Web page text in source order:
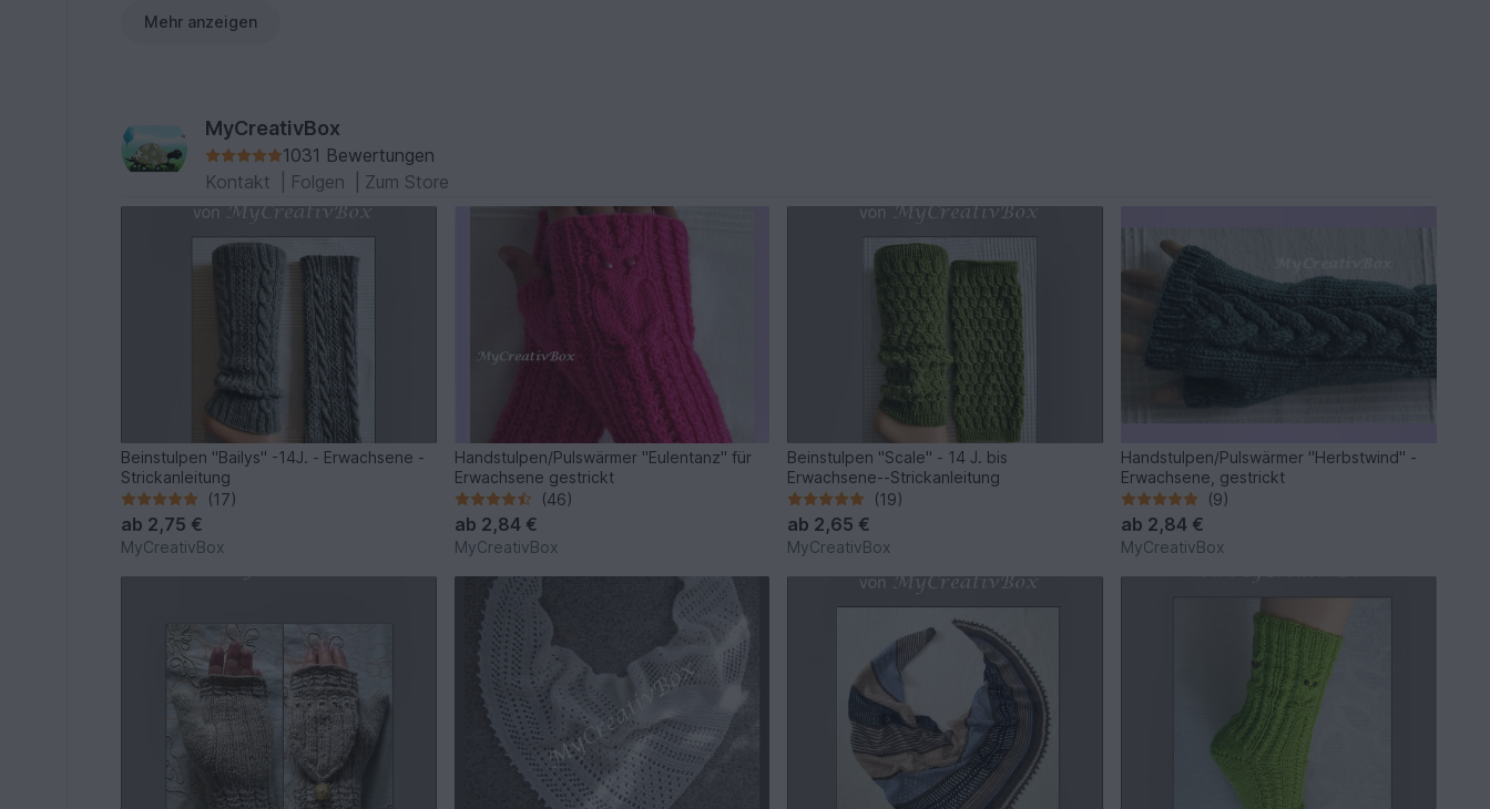
Mehr anzeigen
MyCreativBox
1031 Bewertungen
Kontakt
Folgen Zum Store
Beinstulpen "Bailys" -14J. - Erwachsene -
Strickanleitung
(17)
ab 2,75 €
MyCreativBox
Handstulpen/Pulswärmer "Eulentanz" für
Erwachsene gestrickt
(46)
ab 2,84 €
MyCreativBox
Beinstulpen "Scale" - 14 J. bis
Erwachsene--Strickanleitung
(19)
ab 2,65 €
MyCreativBox
Handstulpen/Pulswärmer "Herbstwind" -
Erwachsene, gestrickt
(9)
ab 2,84 €
MyCreativBox